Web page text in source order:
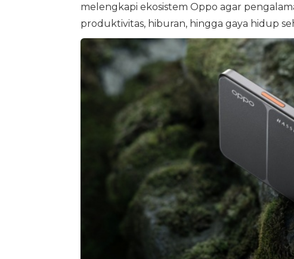
melengkapi ekosistem Oppo agar
produktivitas, hiburan, hingga gaya hidup